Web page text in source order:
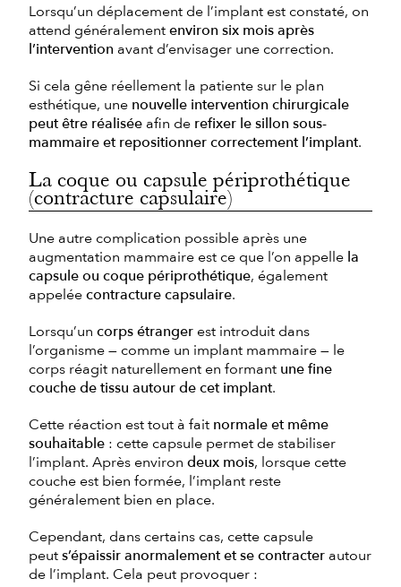
Lorsqu’un déplacement de l’implant est constaté, on
attend généralementenviron six mois après
l’intervention avant d’envisager une correction.
Si cela gêne réellement la patiente sur le plan
esthétique, une nouvelle intervention chirurgicale
peut être réalisée afin de refixer le sillon sous-
mammaire et repositionner correctement l’implant.
La coque ou capsule périprothétique
(contracture capsulaire)
Une autre complication possible après une
augmentation mammaire est ce que l’on appelle la
capsule ou coque périprothétique, également
appeléecontracture capsulaire.
Lorsqu’un corps étranger est introduit dans
l’organisme — comme un implant mammaire — le
corps réagit naturellement en formant une fine
couche de tissu autour de cet implant.
Cette réaction est tout à fait normale et même
souhaitable : cette capsule permet de stabiliser
l’implant. Après environ deux mois, lorsque cette
couche est bien formée, l’implant reste
généralement bien en place.
Cependant, dans certains cas, cette capsule
peuts’épaissir anormalement et se contracter autour
de l’implant. Cela peut provoquer :